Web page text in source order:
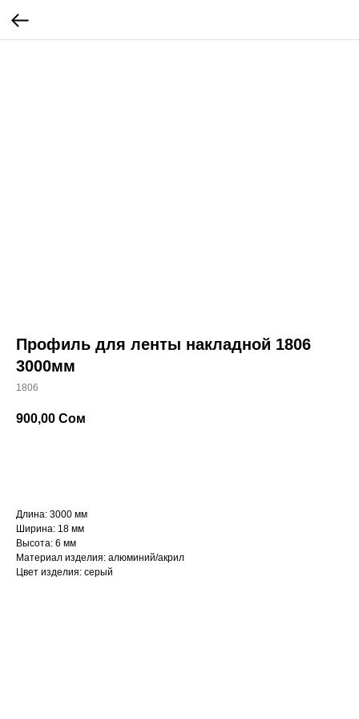
Профиль для ленты накладной 1806
3000мм
1806
900,00 Сом
Длина: 3000 мм
Ширина: 18 мм
Высота: 6 мм
Материал изделия: алюминий/акрил
Цвет изделия: серый